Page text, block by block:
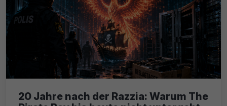
20 Jahre nach der Razzia: Warum The